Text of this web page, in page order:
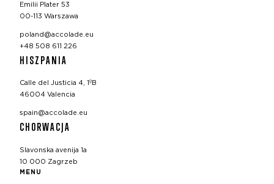
Emilii Plater 53
00-113 Warszawa
poland@accolade.eu
+48 508 611 226
HISZPANIA
Calle del Justicia 4, 1ºB
46004 Valencia
spain@accolade.eu
CHORWACJA
Slavonska avenija 1a
10 000 Zagrzeb
MENU